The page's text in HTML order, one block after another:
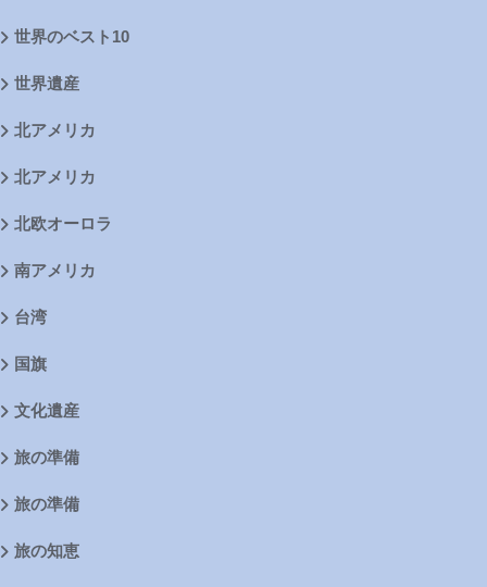
世界のベスト10
世界遺産
北アメリカ
北アメリカ
北欧オーロラ
南アメリカ
台湾
国旗
文化遺産
旅の準備
旅の準備
旅の知恵